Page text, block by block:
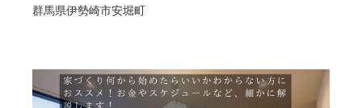
群馬県伊勢崎市安堀町